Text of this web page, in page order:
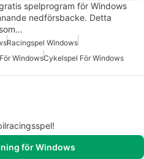
spelprogram för Windows
nedförsbacke. Detta
Racingspel Windows
WindowsCykelspel För Windows
för Windows